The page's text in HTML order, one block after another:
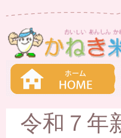
令和７年